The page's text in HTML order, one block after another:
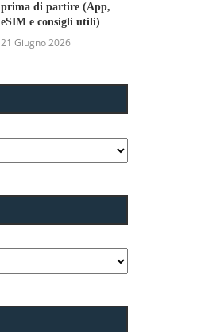
prima di partire (App,
eSIM e consigli utili)
21 Giugno 2026